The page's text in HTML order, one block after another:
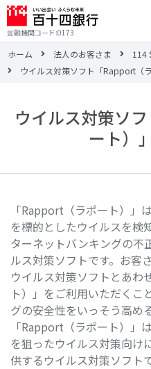
金融機関コード:0173
ホーム
法人のお客さま
114
ウイルス対策ソフト「Rapport（
ウイルス対策ソ
ート）
「Rapport（ラポート）」
を標的としたウイルスを検
ターネットバンキングの不
ルス対策ソフトです。お客
ウイルス対策ソフトとあわ
ト）」をご利用いただくこ
グの安全性をいっそう高め
「Rapport（ラポート）」
を狙ったウイルス対策向
供するウイルス対策ソフトで